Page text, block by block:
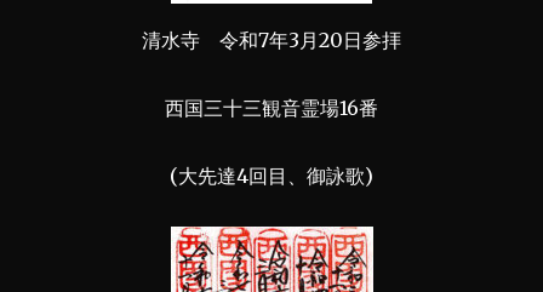
清水寺 令和7年3月20日参拝
西国三十三観音霊場16番
(大先達4回目、御詠歌)